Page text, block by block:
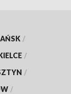
/
/
/
/